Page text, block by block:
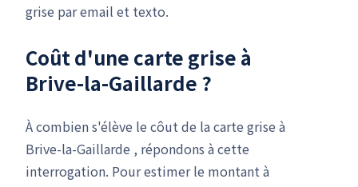
grise par email et texto.
Coût d'une carte grise à
Brive-la-Gaillarde ?
À combien s'élève le côut de la carte grise à
Brive-la-Gaillarde , répondons à cette
interrogation. Pour estimer le montant à